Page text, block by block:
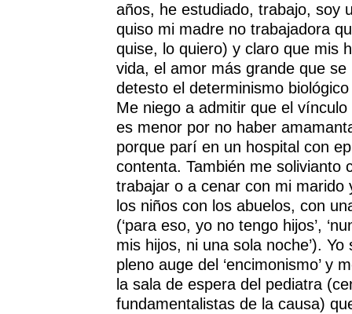
años, he estudiado, trabajo, soy
quiso mi madre no trabajadora
quise, lo quiero) y claro que mis
vida, el amor más grande que
detesto el determinismo
Me niego a admitir que el
es menor por no haber
porque parí en un hospital con
contenta. También me solivianto
trabajar o a cenar con mi marido
los niños con los abuelos, con
(‘para eso, yo no tengo hijos’,
mis hijos, ni una sola noche’).
pleno auge del ‘encimonismo’ y
la sala de espera del pediatra
fundamentalistas de la causa)